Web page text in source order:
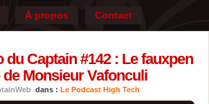
À propos Contact
du Captain #142 : Le fauxpen
Monsieur Vafonculi
dans : Le Podcast High Tech